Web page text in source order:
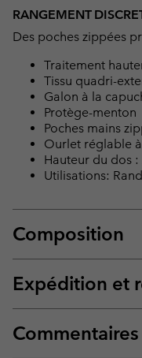
RANGEMENT
Des poches zippées
Traitement
Tissu quadri-
Galon à la
Protège-menton
Poches mains
Ourlet réglable
Hauteur du dos
Utilisations:
Composition
Expédition et